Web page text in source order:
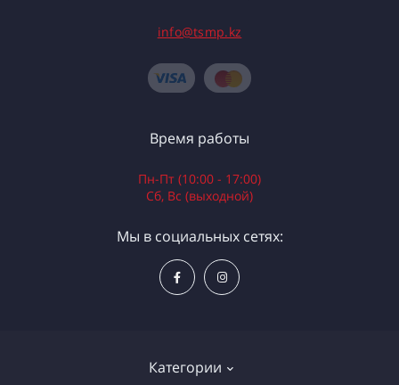
info@tsmp.kz
Категории
Время работы
Пн-Пт (10:00 - 17:00)
Сб, Вс (выходной)
Мы в социальных сетях: